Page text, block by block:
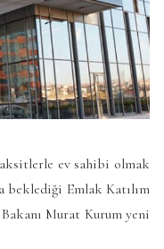
ev sahibi olmak
beklediği Emlak Katılım
Murat Kurum yeni